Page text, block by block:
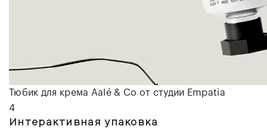
Тюбик для крема Aalé & Co от студии Empatia
4
Интерактивная упаковка